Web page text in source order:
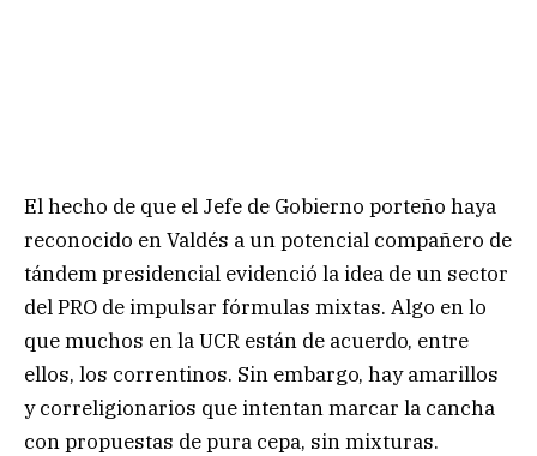
El hecho de que el Jefe de Gobierno porteño haya
reconocido en Valdés a un potencial compañero de
tándem presidencial evidenció la idea de un sector
del PRO de impulsar fórmulas mixtas. Algo en lo
que muchos en la UCR están de acuerdo, entre
ellos, los correntinos. Sin embargo, hay amarillos
y correligionarios que intentan marcar la cancha
con propuestas de pura cepa, sin mixturas.